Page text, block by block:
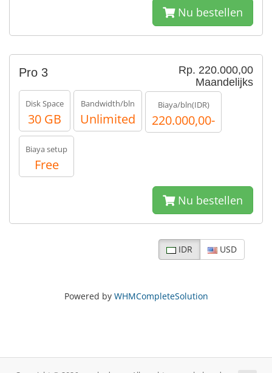
Nu bestellen
Rp. 220.000,00
Maandelijks
Pro 3
Disk Space
30 GB
Bandwidth/bln
Unlimited
Biaya/bln(IDR)
220.000,00-
Biaya setup
Free
Nu bestellen
IDR USD
Powered by WHMCompleteSolution